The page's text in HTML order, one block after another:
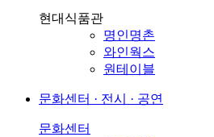
현대식품관
명인명촌
와인웍스
원테이블
문화센터 · 전시 · 공연
문화센터